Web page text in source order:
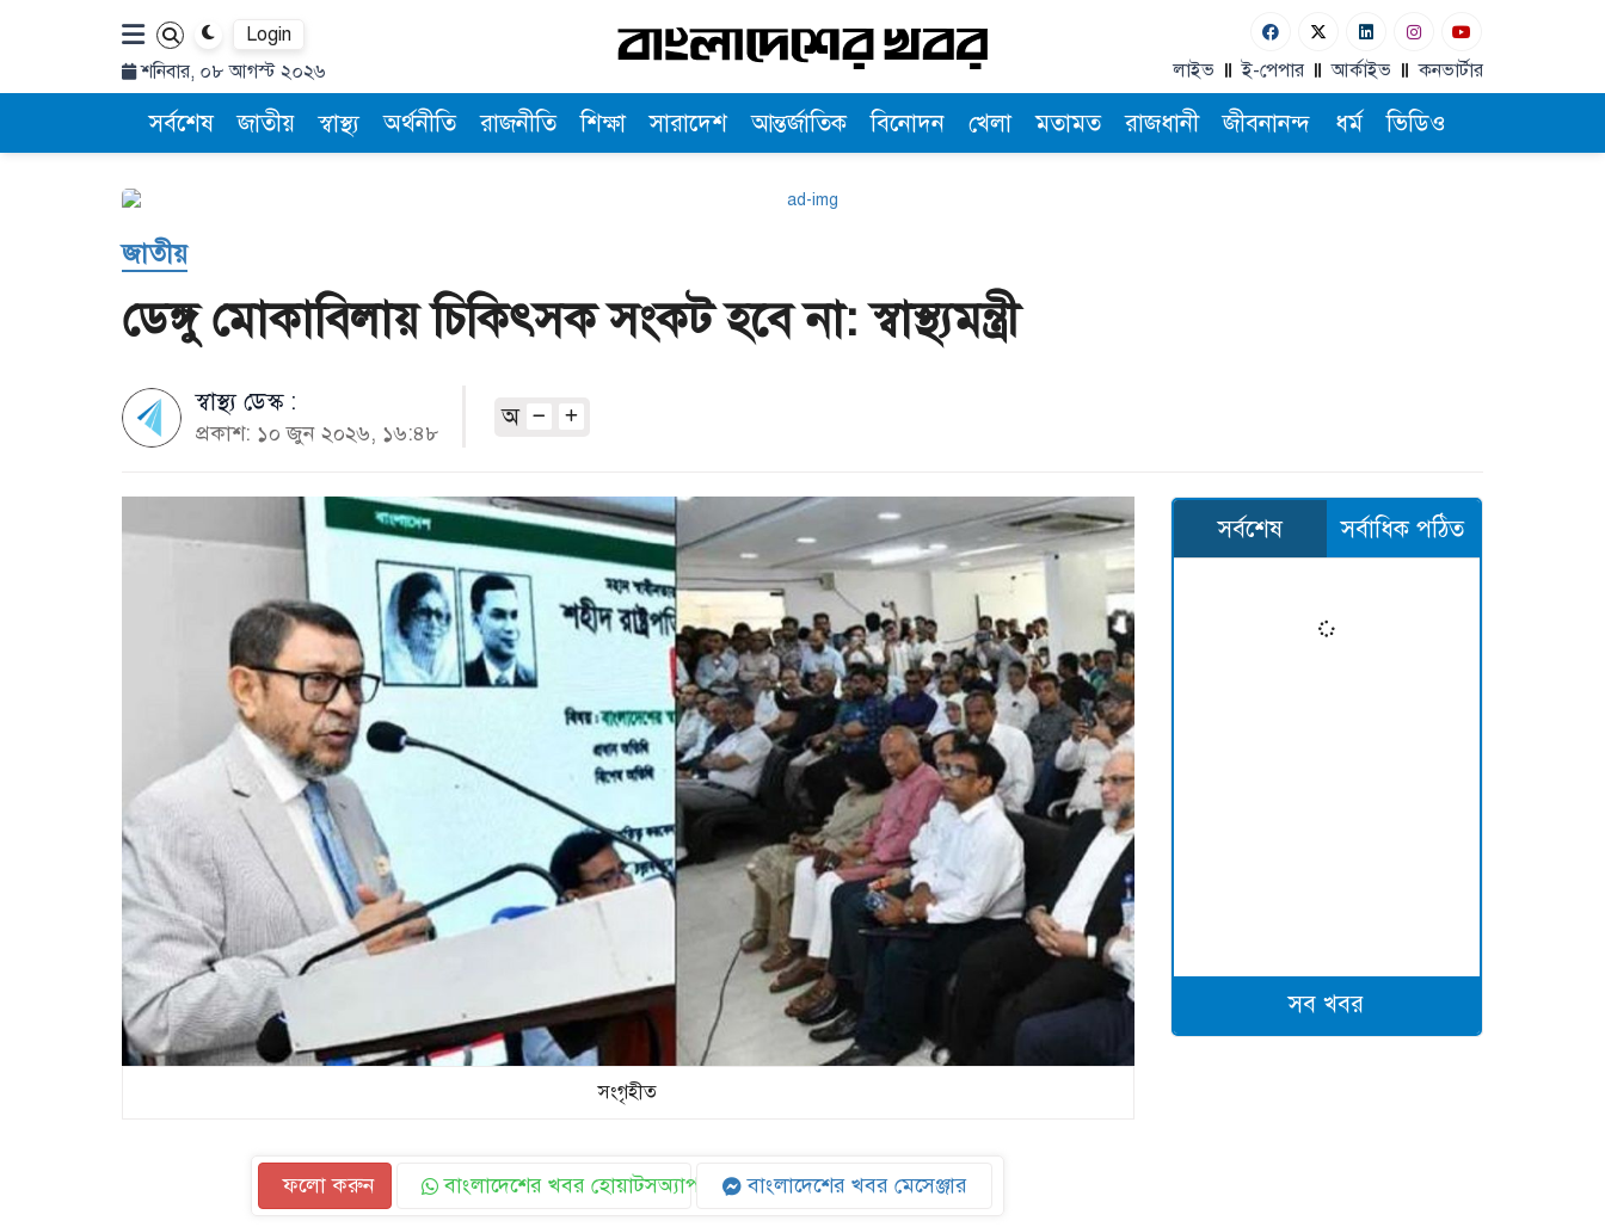
Login
শনিবার, ০৮ আগস্ট ২০২৬
লাইভ ই-পেপার আর্কাইভ কনভার্টার
সর্বশেষ জাতীয় স্বাস্থ্য অর্থনীতি রাজনীতি শিক্ষা সারাদেশ আন্তর্জাতিক বিনোদন খেলা মতামত রাজধানী জীবনানন্দ ধর্ম ভিডিও
জাতীয়
ডেঙ্গু মোকাবিলায় চিকিৎসক সংকট হবে না: স্বাস্থ্যমন্ত্রী
স্বাস্থ্য ডেস্ক :
প্রকাশ: ১০ জুন ২০২৬, ১৬:৪৮
অ
সংগৃহীত
ফলো করুন বাংলাদেশের খবর হোয়াটসঅ্যাপ বাংলাদেশের খবর মেসেঞ্জার
সর্বশেষ সর্বাধিক পঠিত
সব খবর